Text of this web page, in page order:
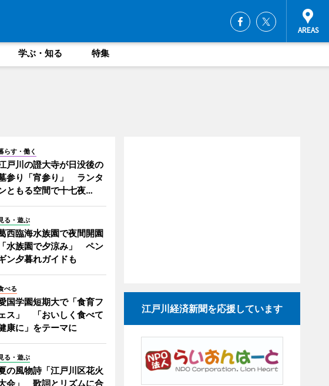
学ぶ・知る 特集
らす・働く
戸川の證大寺が日没後の
参り「宵参り」 ランタ
ともる空間で十七夜…
る・遊ぶ
西臨海水族園で夜間開園
「水族園で夕涼み」 ペン
ン夕暮れガイドも
べる
国学園短期大で「食育フ
ス」 「おいしく食べて
康に」をテーマに
る・遊ぶ
の風物詩「江戸川区花火
会」 歌詞とリズムに合
江戸川経済新聞を応援しています